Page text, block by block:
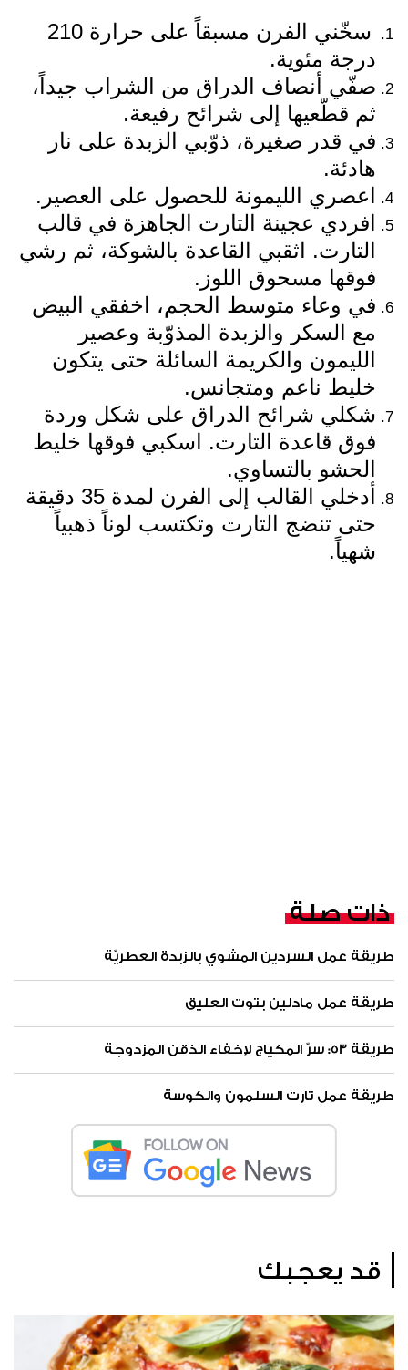
سخّني الفرن مسبقاً على حرارة 210
درجة مئوية.
صفّي أنصاف الدراق من الشراب جيداً،
ثم قطّعيها إلى شرائح رفيعة.
في قدر صغيرة، ذوّبي الزبدة على نار
هادئة.
اعصري الليمونة للحصول على العصير.
افردي عجينة التارت الجاهزة في قالب
التارت. اثقبي القاعدة بالشوكة، ثم رشي
فوقها مسحوق اللوز.
في وعاء متوسط الحجم، اخفقي البيض
مع السكر والزبدة المذوّبة وعصير
الليمون والكريمة السائلة حتى يتكون
خليط ناعم ومتجانس.
شكلي شرائح الدراق على شكل وردة
فوق قاعدة التارت. اسكبي فوقها خليط
الحشو بالتساوي.
أدخلي القالب إلى الفرن لمدة 35 دقيقة
حتى تنضج التارت وتكتسب لوناً ذهبياً
شهياً.
ذات صلة
طريقة عمل السردين المشوي بالزبدة العطريّة
طريقة عمل مادلين بتوت العليق
طريقة 53: سرّ المكياج لإخفاء الذقن المزدوجة
طريقة عمل تارت السلمون والكوسة
قد يعجبك